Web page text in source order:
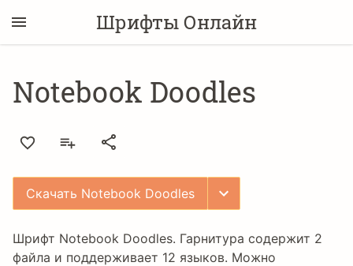
Шрифты Онлайн
Notebook Doodles
Скачать Notebook Doodles
Шрифт Notebook Doodles. Гарнитура содержит 2
файла и поддерживает 12 языков. Можно